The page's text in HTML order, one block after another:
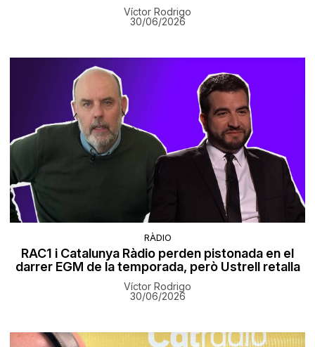
Víctor Rodrigo
30/06/2026
RÀDIO
RAC1 i Catalunya Ràdio perden pistonada en el
darrer EGM de la temporada, però Ustrell retalla
Víctor Rodrigo
30/06/2026